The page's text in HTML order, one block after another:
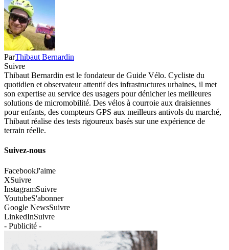
ParThibaut Bernardin
Suivre
Thibaut Bernardin est le fondateur de Guide Vélo. Cycliste du
quotidien et observateur attentif des infrastructures urbaines, il met
son expertise au service des usagers pour dénicher les meilleures
solutions de micromobilité. Des vélos à courroie aux draisiennes
pour enfants, des compteurs GPS aux meilleurs antivols du marché,
Thibaut réalise des tests rigoureux basés sur une expérience de
terrain réelle.
Suivez-nous
FacebookJ'aime
XSuivre
InstagramSuivre
YoutubeS'abonner
Google NewsSuivre
LinkedInSuivre
- Publicité -